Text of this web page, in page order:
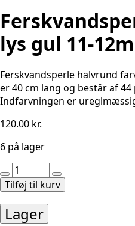
lys gul 11-
Ferskvandsperle halvrund
er 40 cm lang og består af 44
Indfarvningen er
120.00 kr.
6 på lager
Ferskvandsperle
halvrund
lys
gul
11-
Tilføj til kurv
Lager